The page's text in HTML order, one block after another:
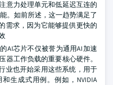
意力处理单元和低延迟互连的
。如前所述，这一趋势满足了
需求，因为它能够提供更快的
AI芯片不仅被誉为通用AI加速
器工作负载的重要核心硬件。
业也开始采用这些系统，用于
生成式用例。例如，NVIDIA